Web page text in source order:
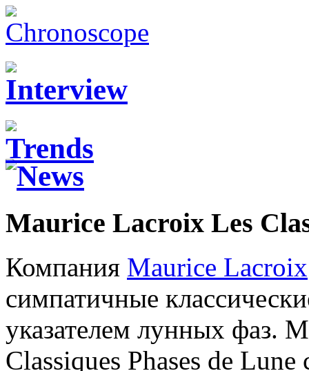
Maurice Lacroix Les
Компания Maurice Lacroix
симпатичные
указателем лунных фаз.
Classiques Phases de Lune